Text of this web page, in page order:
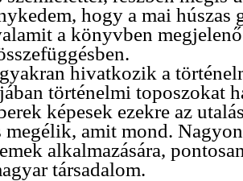
hogy a mai húszas
a könyvben
hivatkozik a
történelmi toposzokat
képesek ezekre az
megélik, amit mond.
alkalmazására,
társadalom.